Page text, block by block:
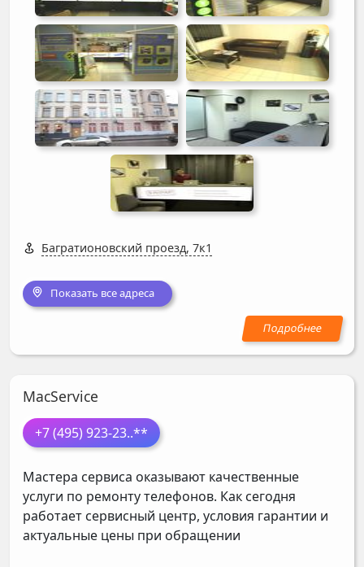
Багратионовский проезд, 7к1
Показать все адреса
MacService
+7 (495) 923-23..**
Мастера сервиса оказывают качественные
услуги по ремонту телефонов. Как сегодня
работает сервисный центр, условия гарантии и
актуальные цены при обращении